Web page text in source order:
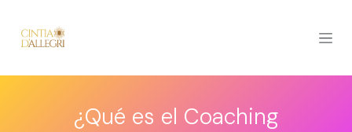
¿Qué es el Coaching